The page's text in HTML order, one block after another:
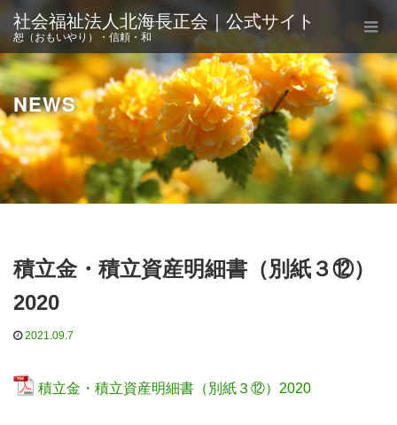
社会福祉法人北海長正会｜公式サイト
恕（おもいやり）・信頼・和
NEWS
積立金・積立資産明細書（別紙３⑫）
2020
2021.09.7
積立金・積立資産明細書（別紙３⑫）2020